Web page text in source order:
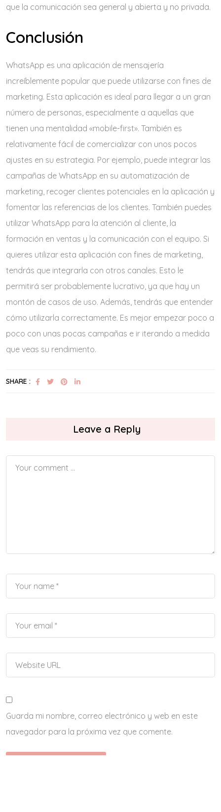
que la comunicación sea general y abierta y no privada.
Conclusión
WhatsApp es una aplicación de mensajería
increíblemente popular que puede utilizarse con fines de
marketing. Esta aplicación es ideal para llegar a un gran
número de personas, especialmente a aquellas que
tienen una mentalidad «mobile-first». También es
relativamente fácil de comercializar con unos pocos
ajustes en su estrategia. Por ejemplo, puede integrar las
campañas de WhatsApp en su automatización de
marketing, recoger clientes potenciales en la aplicación y
fomentar las referencias de los clientes. También puedes
utilizar WhatsApp para la atención al cliente, la
formación en ventas y la comunicación con el equipo. Si
quieres utilizar esta aplicación con fines de marketing,
tendrás que integrarla con otros canales. Esto le
permitirá ser probablemente lucrativo, ya que hay un
montón de casos de uso. Además, tendrás que entender
cómo utilizarla correctamente. Es mejor empezar poco a
poco con unas pocas campañas e ir iterando a medida
que veas su rendimiento.
SHARE :
Leave a Reply
Guarda mi nombre, correo electrónico y web en este
navegador para la próxima vez que comente.